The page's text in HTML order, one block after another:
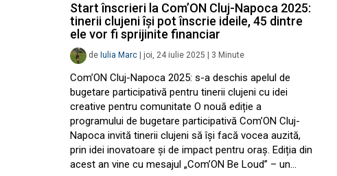
Start înscrieri la Com’ON Cluj-Napoca 2025:
tinerii clujeni își pot înscrie ideile, 45 dintre
ele vor fi sprijinite financiar
de Iulia Marc joi, 24 iulie 2025 3 Minute
Com’ON Cluj-Napoca 2025: s-a deschis apelul de
bugetare participativă pentru tinerii clujeni cu idei
creative pentru comunitate O nouă ediție a
programului de bugetare participativă Com’ON Cluj-
Napoca invită tinerii clujeni să își facă vocea auzită,
prin idei inovatoare și de impact pentru oraș. Ediția din
acest an vine cu mesajul „Com’ON Be Loud” – un…